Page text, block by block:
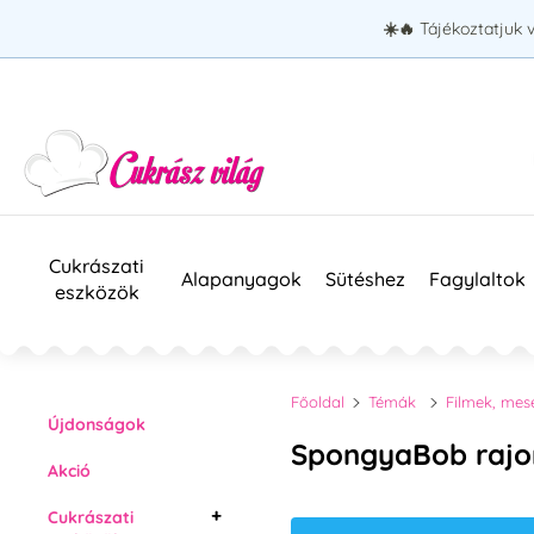
☀️🔥 Tájékoztatjuk
Cukrászati
eszközök
Alapanyagok Sütéshez Fagylaltok
Újdonságok
Akció
Cukrászati
Főoldal Témák Filmek,
SpongyaBob